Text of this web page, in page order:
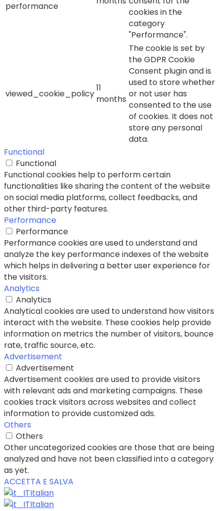
performance
cookies in the
category
"Performance".
viewed_cookie_policy
11
months
The cookie is set by
the GDPR Cookie
Consent plugin and is
used to store whether
or not user has
consented to the use
of cookies. It does not
store any personal
data.
Functional
Functional
Functional cookies help to perform certain
functionalities like sharing the content of the website
on social media platforms, collect feedbacks, and
other third-party features.
Performance
Performance
Performance cookies are used to understand and
analyze the key performance indexes of the website
which helps in delivering a better user experience for
the visitors.
Analytics
Analytics
Analytical cookies are used to understand how visitors
interact with the website. These cookies help provide
information on metrics the number of visitors, bounce
rate, traffic source, etc.
Advertisement
Advertisement
Advertisement cookies are used to provide visitors
with relevant ads and marketing campaigns. These
cookies track visitors across websites and collect
information to provide customized ads.
Others
Others
Other uncategorized cookies are those that are being
analyzed and have not been classified into a category
as yet.
ACCETTA E SALVA
Italian
Italian